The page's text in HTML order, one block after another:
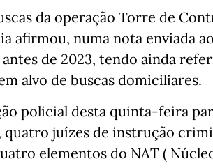
da operação Torre de
afirmou, numa nota enviada
de 2023, tendo ainda
alvo de buscas domiciliares.
policial desta quinta-feira
quatro juízes de instrução
elementos do NAT (